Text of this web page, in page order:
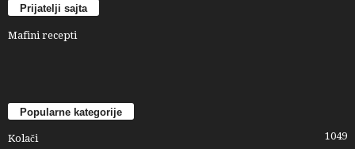
Prijatelji sajta
Mafini recepti
Popularne kategorije
Kolači 1049